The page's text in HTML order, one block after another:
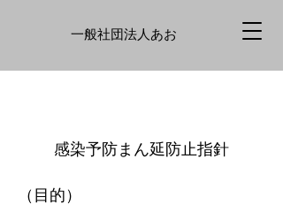
一般社団法人あお
感染予防まん延防止指針
（目的）